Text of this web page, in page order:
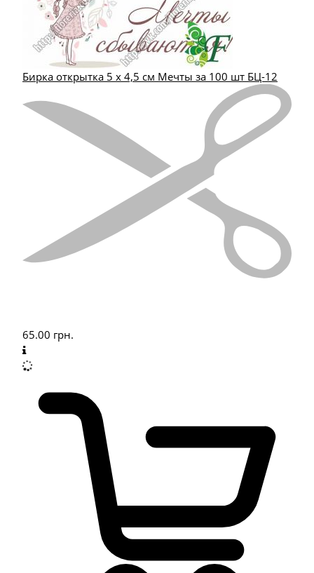
Бирка открытка 5 х 4,5 см Мечты за 100 шт БЦ-12
65.00 грн.